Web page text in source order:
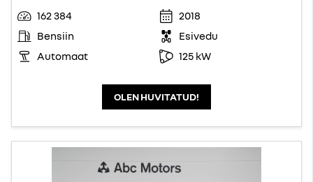
162 384
2018
Bensiin
Esivedu
Automaat
125 kW
OLEN HUVITATUD!